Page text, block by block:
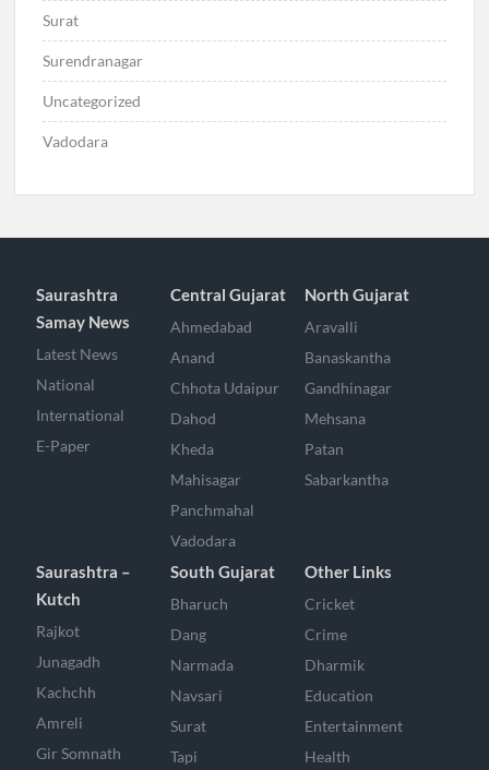
Surat
Surendranagar
Uncategorized
Vadodara
Saurashtra
Samay News
Latest News
National
International
E-Paper
Central Gujarat
Ahmedabad
Anand
Chhota Udaipur
Dahod
Kheda
Mahisagar
Panchmahal
Vadodara
North Gujarat
Aravalli
Banaskantha
Gandhinagar
Mehsana
Patan
Sabarkantha
Saurashtra –
Kutch
Rajkot
Junagadh
Kachchh
Amreli
Gir Somnath
South Gujarat
Bharuch
Dang
Narmada
Navsari
Surat
Tapi
Other Links
Cricket
Crime
Dharmik
Education
Entertainment
Health